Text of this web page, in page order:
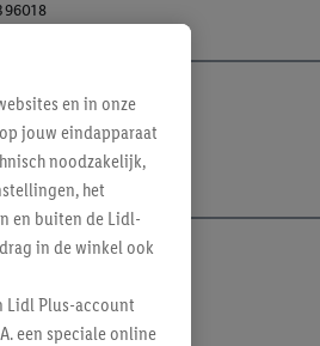
en in onze
jouw eindapparaat
noodzakelijk,
het
en buiten de Lidl-
in de winkel ook
Lidl Plus-account
een speciale online